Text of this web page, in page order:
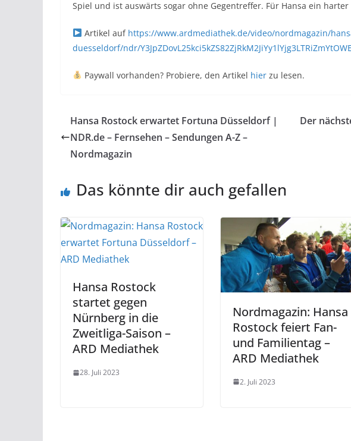
Spiel und ist auswärts sogar ohne Gegentreffer. Für Hansa ein harter
Artikel auf https://www.ardmediathek.de/video/nordmagazin/
duesseldorf/ndr/
Paywall vorhanden? Probiere, den Artikel hierzu lesen.
Hansa Rostock erwartet Fortuna Düsseldorf |
NDR.de – Fernsehen – Sendungen A-Z –
Nordmagazin
Der
Das könnte dir auch gefallen
Hansa Rostock
startet gegen
Nürnberg in die
Zweitliga-Saison –
ARD Mediathek
28. Juli 2023
Nordmagazin: Hansa
Rostock feiert Fan-
und Familientag –
ARD Mediathek
2. Juli 2023